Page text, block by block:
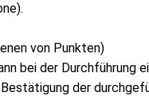
von Punkten)
bei der Durchführung
der